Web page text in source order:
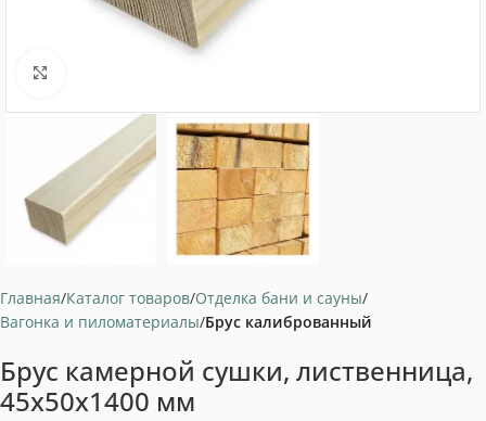
Главная Каталог товаров Отделка бани и сауны
Вагонка и пиломатериалы Брус калиброванный
Брус камерной сушки, лиственница,
45x50x1400 мм